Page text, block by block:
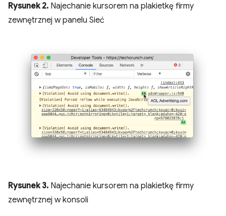
Rysunek 2. Najechanie kursorem na plakietkę firmy
zewnętrznej w panelu Sieć
Rysunek 3. Najechanie kursorem na plakietkę firmy
zewnętrznej w konsoli